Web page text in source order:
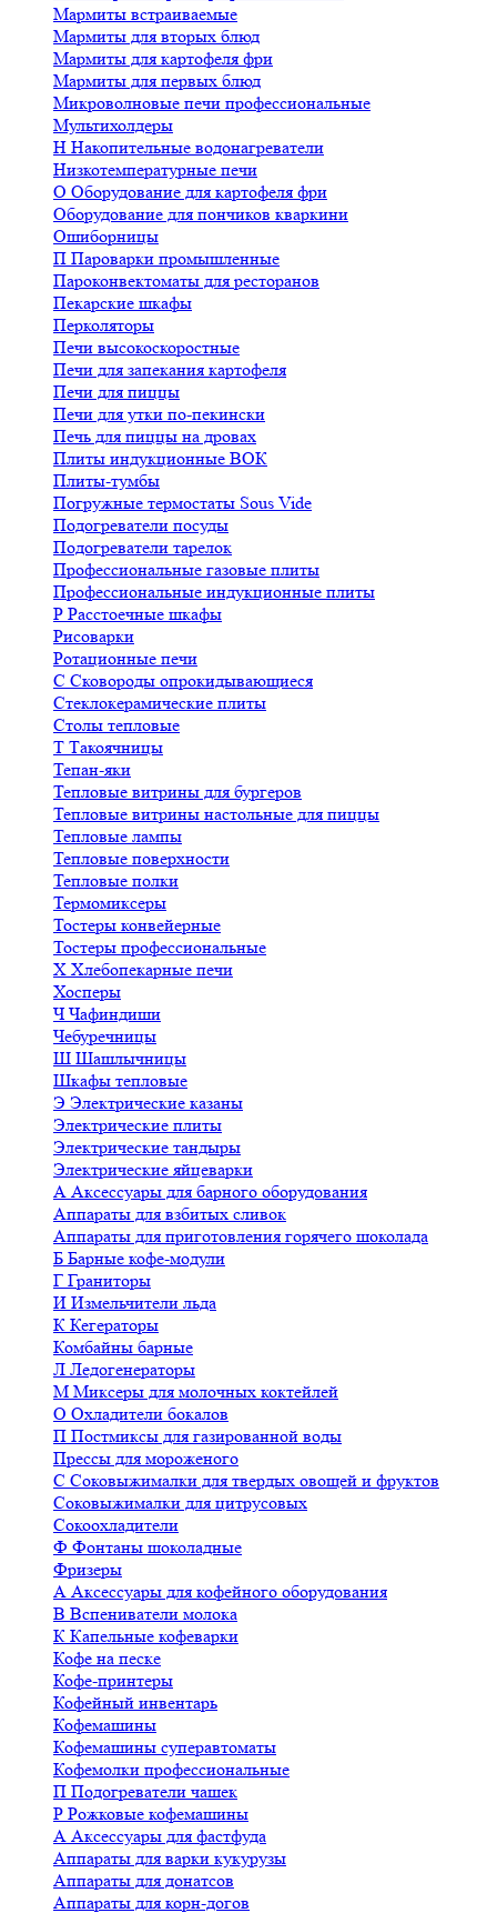
Мармиты встраиваемые
Мармиты для вторых блюд
Мармиты для картофеля фри
Мармиты для первых блюд
Микроволновые печи профессиональные
Мультихолдеры
Н Накопительные водонагреватели
Низкотемпературные печи
О Оборудование для картофеля фри
Оборудование для пончиков кваркини
Ошиборницы
П Пароварки промышленные
Пароконвектоматы для ресторанов
Пекарские шкафы
Перколяторы
Печи высокоскоростные
Печи для запекания картофеля
Печи для пиццы
Печи для утки по-пекински
Печь для пиццы на дровах
Плиты индукционные ВОК
Плиты-тумбы
Погружные термостаты Sous Vide
Подогреватели посуды
Подогреватели тарелок
Профессиональные газовые плиты
Профессиональные индукционные плиты
Р Расстоечные шкафы
Рисоварки
Ротационные печи
С Сковороды опрокидывающиеся
Стеклокерамические плиты
Столы тепловые
Т Такоячницы
Тепан-яки
Тепловые витрины для бургеров
Тепловые витрины настольные для пиццы
Тепловые лампы
Тепловые поверхности
Тепловые полки
Термомиксеры
Тостеры конвейерные
Тостеры профессиональные
Х Хлебопекарные печи
Хосперы
ЧЧафиндиши
Чебуречницы
Ш Шашлычницы
Шкафы тепловые
Э Электрические казаны
Электрические плиты
Электрические тандыры
Электрические яйцеварки
А Аксессуары для барного оборудования
Аппараты для взбитых сливок
Аппараты для приготовления горячего шоколада
Б Барные кофе-модули
Г Граниторы
И Измельчители льда
К Кегераторы
Комбайны барные
Л Ледогенераторы
М Миксеры для молочных коктейлей
О Охладители бокалов
П Постмиксы для газированной воды
Прессы для мороженого
С Соковыжималки для твердых овощей и фруктов
Соковыжималки для цитрусовых
Сокоохладители
Ф Фонтаны шоколадные
Фризеры
А Аксессуары для кофейного оборудования
В Вспениватели молока
К Капельные кофеварки
Кофе на песке
Кофе-принтеры
Кофейный инвентарь
Кофемашины
Кофемашины суперавтоматы
Кофемолки профессиональные
П Подогреватели чашек
Р Рожковые кофемашины
А Аксессуары для фастфуда
Аппараты для варки кукурузы
Аппараты для донатсов
Аппараты для корн-догов